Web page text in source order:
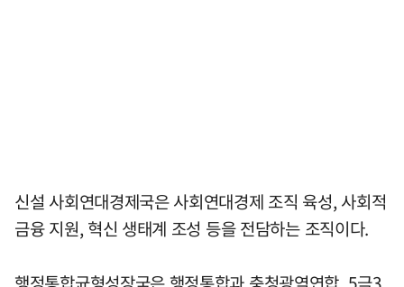
신설 사회연대경제국은 사회연대경제 조직 육성, 사회적
금융 지원, 혁신 생태계 조성 등을 전담하는 조직이다.